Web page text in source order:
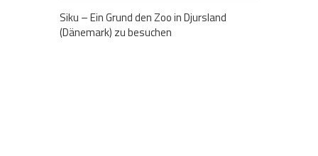
Siku – Ein Grund den Zoo in Djursland
(Dänemark) zu besuchen